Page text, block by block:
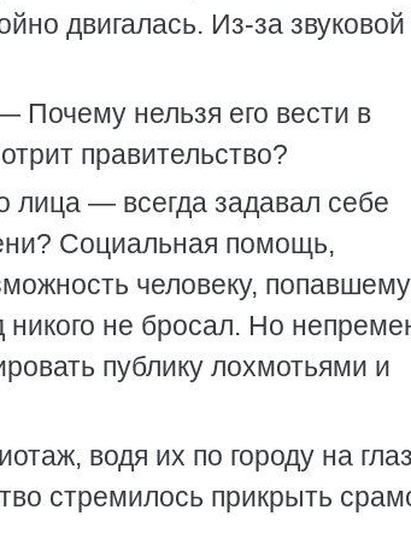
двигалась. Из-за звуковой
Почему нельзя его вести в
правительство?
лица — всегда задавал себе
Социальная помощь,
человеку,
никого не бросал. Но
публику лохмотьями и
водя их по городу на
стремилось прикрыть